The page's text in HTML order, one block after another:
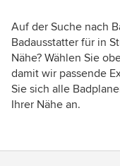
Auf der Suche nach
Badausstatter für in
Nähe? Wählen Sie
damit wir passende
Sie sich alle
Ihrer Nähe an.